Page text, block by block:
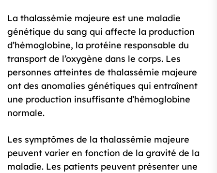
La thalassémie majeure est une maladie
génétique du sang qui affecte la production
d’hémoglobine, la protéine responsable du
transport de l’oxygène dans le corps. Les
personnes atteintes de thalassémie majeure
ont des anomalies génétiques qui entraînent
une production insuffisante d’hémoglobine
normale.
Les symptômes de la thalassémie majeure
peuvent varier en fonction de la gravité de la
maladie. Les patients peuvent présenter une